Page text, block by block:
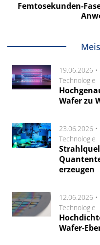
Femtosekunden-
19.06.2026 •
Technologie
Wafer zu
23.06.2026 •
Technologie
erzeugen
12.06.2026 •
Technologie
Wafer-